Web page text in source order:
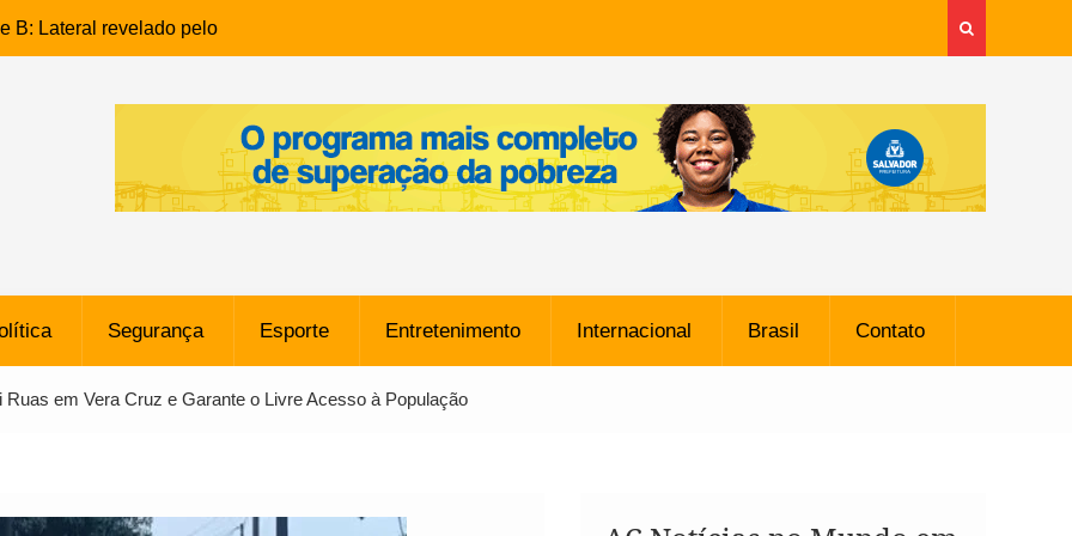
B: Lateral revelado pelo
do Novorizontino de
policial na Bahia prende 14
ligada a ‘Zói de Gato’, do
Freitas: Homem é
bairro Caji
Criminal: Influenciadora
Dívida de R$ 80 Milhões
Segurança Esporte Entretenimento Internacional Brasil Contato
em Vera Cruz e Garante o Livre Acesso à População